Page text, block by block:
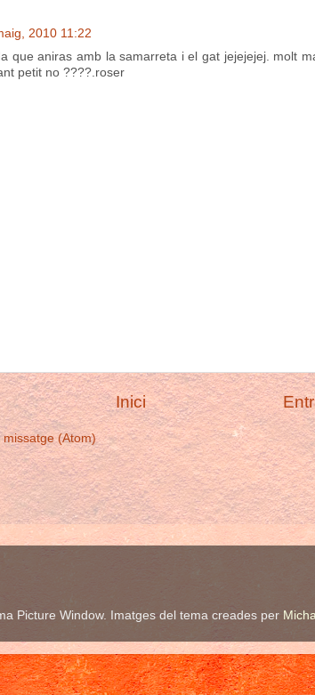
2010 11:22
que aniras amb la samarreta i el gat jejejejej. molt
petit no ????.roser
Inici
(Atom)
Picture Window. Imatges del tema creades per